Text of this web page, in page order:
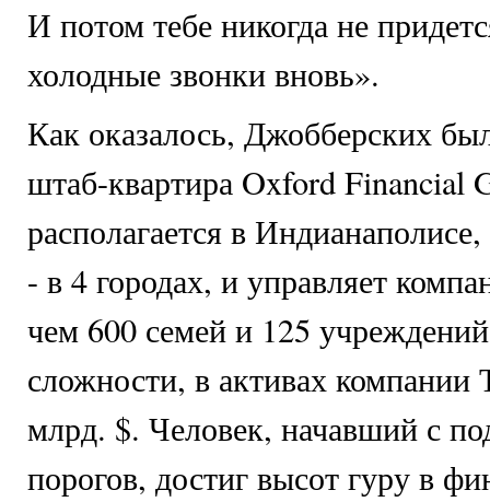
И потом тебе никогда не
холодные звонки вновь».
Как оказалось, Джобберских
штаб-квартира Oxford Financial
располагается в
- в 4 городах, и управляет
чем 600 семей и 125
сложности, в активах компании
млрд. $. Человек, начавший с
порогов, достиг высот гуру в